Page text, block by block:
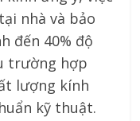
nhà và bảo
đến 40% độ
trường hợp
lượng kính
kỹ thuật.